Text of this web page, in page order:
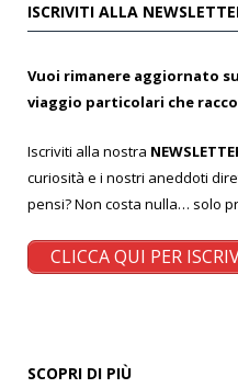
ISCRIVITI ALLA
Vuoi rimanere aggiornato
viaggio particolari che
Iscriviti alla nostra
curiosità e i nostri aneddoti
pensi? Non costa nulla… solo
CLICCA QUI PER
SCOPRI DI PIÙ